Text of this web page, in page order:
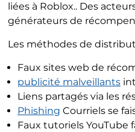
liées à Roblox.. Des
générateurs de
Les méthodes de
Faux sites web de
publicité malveillants
Liens partagés via les
Phishing Courriels se
Faux tutoriels YouTube